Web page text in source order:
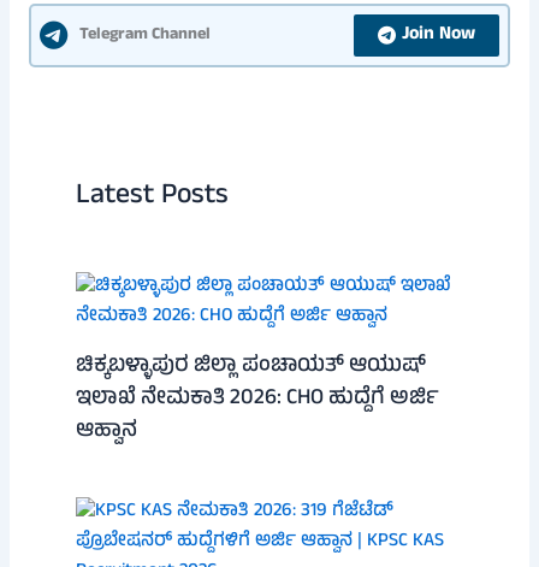
Telegram Channel Join Now
Latest Posts
ಚಿಕ್ಕಬಳ್ಳಾಪುರ ಜಿಲ್ಲಾ ಪಂಚಾಯತ್ ಆಯುಷ್
ಇಲಾಖೆ ನೇಮಕಾತಿ 2026: CHO ಹುದ್ದೆಗೆ ಅರ್ಜಿ
ಆಹ್ವಾನ